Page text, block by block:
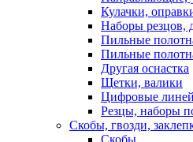
Кулачки,
Наборы резцов,
Пильные
Пильные
Другая оснастка
Щетки, валики
Цифровые
Резцы, наборы
Скобы, гвозди,
Скобы